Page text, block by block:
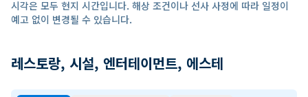
시각은 모두 현지 시간입니다. 해상 조건이나 선사 사정에 따라 일정이
예고 없이 변경될 수 있습니다.
레스토랑, 시설, 엔터테이먼트, 에스테